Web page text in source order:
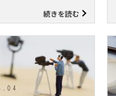
続きを読む